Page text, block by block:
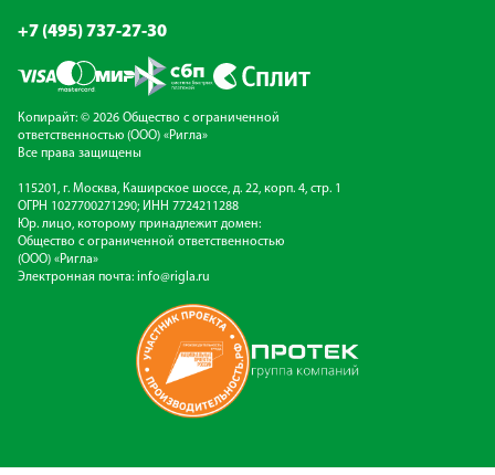
+7 (495) 737-27-30
Копирайт: © 2026 Общество с ограниченной
ответственностью (ООО) «Ригла»
Все права защищены
115201, г. Москва, Каширское шоссе, д. 22, корп. 4, стр. 1
ОГРН 1027700271290; ИНН 7724211288
Юр. лицо, которому принадлежит домен:
Общество с ограниченной ответственностью
(ООО) «Ригла»
Электронная почта: info@rigla.ru